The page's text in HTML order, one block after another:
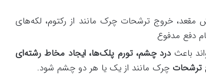
مقعد، خروج ترشحات چرک مانند از رکتوم، لکه‌های
دفع مدفوع
باعثدرد چشم، تورم پلک‌ها، ایجاد مخاط رشته‌ای
ترشحات چرک مانند از یک یا هر دو چشم شود.